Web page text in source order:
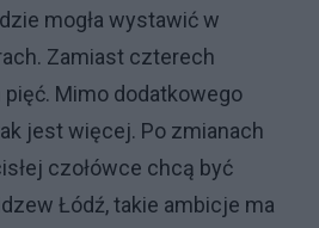
mogła wystawić w
Zamiast czterech
Mimo dodatkowego
jest więcej. Po zmianach
czołówce chcą być
Łódź, takie ambicje ma